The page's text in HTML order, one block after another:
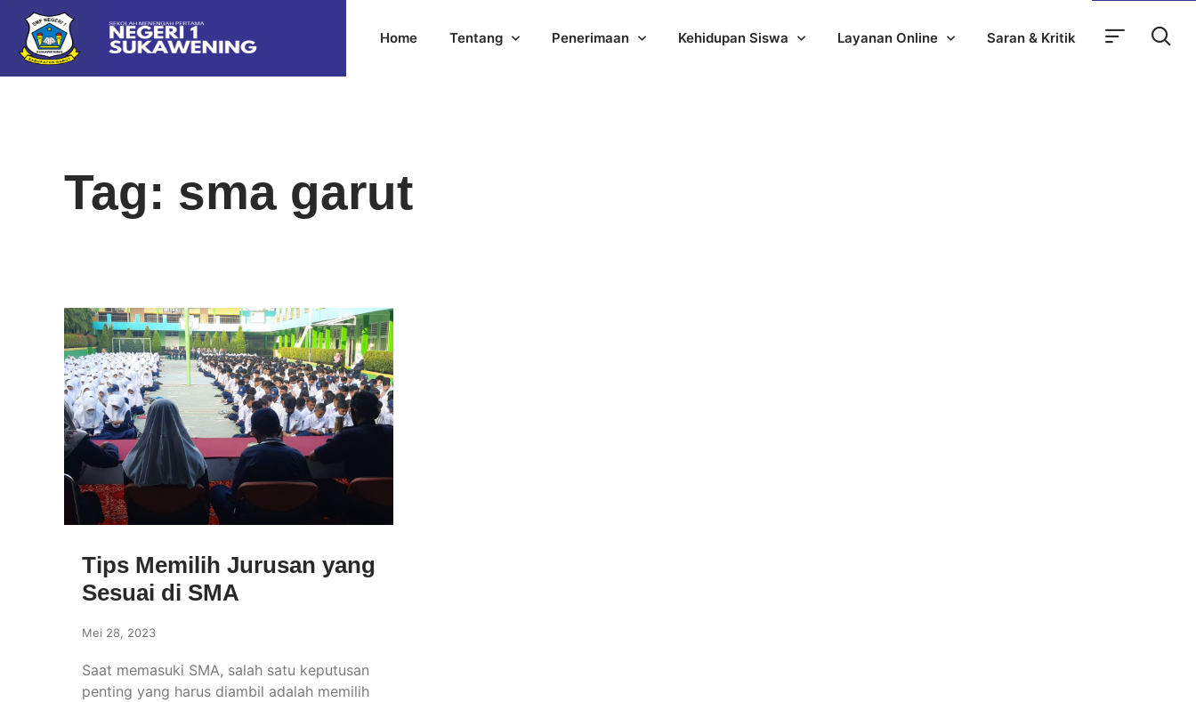
Home Tentang Penerimaan Kehidupan Siswa Layanan Online Saran & Kritik
Tag: sma garut
Tips Memilih Jurusan yang
Sesuai di SMA
Mei 28, 2023
Saat memasuki SMA, salah satu keputusan
penting yang harus diambil adalah memilih